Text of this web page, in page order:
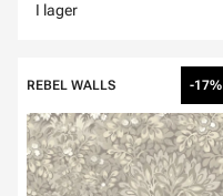
I lager
REBEL WALLS -17%